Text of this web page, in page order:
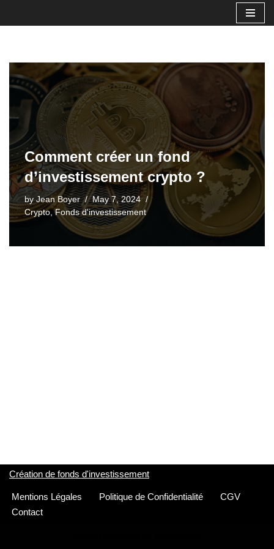
content
Comment créer un fond
d’investissement crypto ?
byJean Boyer
May 7, 2024
Crypto,Fonds d'investissement
Création de fonds d'investissement
Mentions Légales Politique de Confidentialité
CGV
Contact